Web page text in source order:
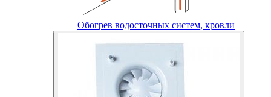
Обогрев водосточных систем, кровли